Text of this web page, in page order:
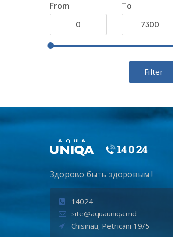
From To
Filter
Здорово быть здоровым !
14024
site@aquauniqa.md
Chisinau, Petricani 19/5